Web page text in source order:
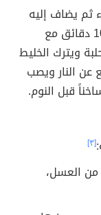
ثم يضاف إليه
العسل الأسود ويحرّك جيداً، ويترك لمدة 10 دقائق مع
ويترك الخليط
ثم يرفع عن النار ويصب
قبل النوم.
[٣]
العسل،